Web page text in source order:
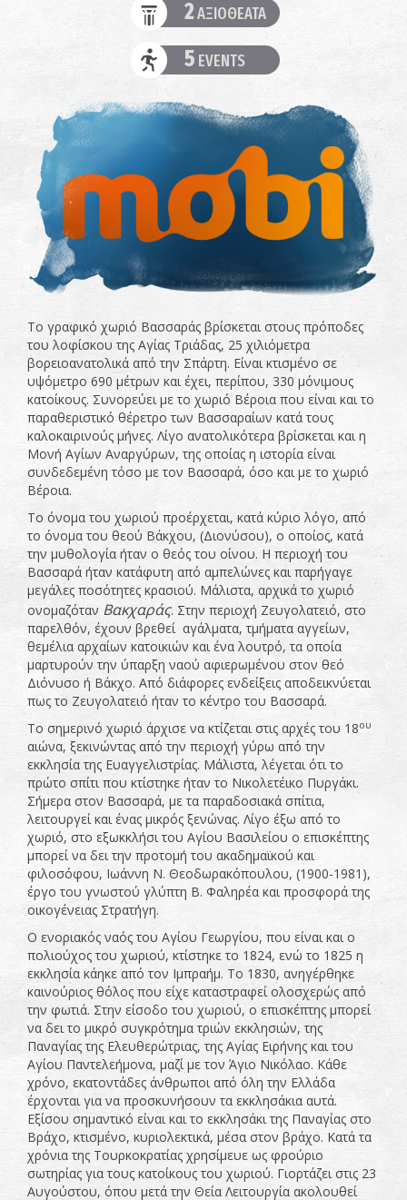
2ΑΞΙΟΘΕΑΤΑ
5 EVENTS
Το γραφικό χωριό Βασσαράς βρίσκεται στους πρόποδες
του λοφίσκου της Αγίας Τριάδας, 25 χιλιόμετρα
βορειοανατολικά από την Σπάρτη. Είναι κτισμένο σε
υψόμετρο 690 μέτρων και έχει, περίπου, 330 μόνιμους
κατοίκους. Συνορεύει με το χωριό Βέροια που είναι και το
παραθεριστικό θέρετρο των Βασσαραίων κατά τους
καλοκαιρινούς μήνες. Λίγο ανατολικότερα βρίσκεται και η
Μονή Αγίων Αναργύρων, της οποίας η ιστορία είναι
συνδεδεμένη τόσο με τον Βασσαρά, όσο και με το χωριό
Βέροια.
Το όνομα του χωριού προέρχεται, κατά κύριο λόγο, από
το όνομα του θεού Βάκχου, (Διονύσου), ο οποίος, κατά
την μυθολογία ήταν ο θεός του οίνου. Η περιοχή του
Βασσαρά ήταν κατάφυτη από αμπελώνες και παρήγαγε
μεγάλες ποσότητες κρασιού. Μάλιστα, αρχικά το χωριό
ονομαζόταν Βακχαράς. Στην περιοχή Ζευγολατειό, στο
παρελθόν, έχουν βρεθεί αγάλματα, τμήματα αγγείων,
θεμέλια αρχαίων κατοικιών και ένα λουτρό, τα οποία
μαρτυρούν την ύπαρξη ναού αφιερωμένου στον θεό
Διόνυσο ή Βάκχο. Από διάφορες ενδείξεις αποδεικνύεται
πως το Ζευγολατειό ήταν το κέντρο του Βασσαρά.
Το σημερινό χωριό άρχισε να κτίζεται στις αρχές του 18ου
αιώνα, ξεκινώντας από την περιοχή γύρω από την
εκκλησία της Ευαγγελιστρίας. Μάλιστα, λέγεται ότι το
πρώτο σπίτι που κτίστηκε ήταν το Νικολετέικο Πυργάκι.
Σήμερα στον Βασσαρά, με τα παραδοσιακά σπίτια,
λειτουργεί και ένας μικρός ξενώνας. Λίγο έξω από το
χωριό, στο εξωκκλήσι του Αγίου Βασιλείου ο επισκέπτης
μπορεί να δει την προτομή του ακαδημαϊκού και
φιλοσόφου, Ιωάννη Ν. Θεοδωρακόπουλου, (1900-1981),
έργο του γνωστού γλύπτη Β. Φαληρέα και προσφορά της
οικογένειας Στρατήγη.
Ο ενοριακός ναός του Αγίου Γεωργίου, που είναι και ο
πολιούχος του χωριού, κτίστηκε το 1824, ενώ το 1825 η
εκκλησία κάηκε από τον Ιμπραήμ. Το 1830, ανηγέρθηκε
καινούριος θόλος που είχε καταστραφεί ολοσχερώς από
την φωτιά. Στην είσοδο του χωριού, ο επισκέπτης μπορεί
να δει το μικρό συγκρότημα τριών εκκλησιών, της
Παναγίας της Ελευθερώτριας, της Αγίας Ειρήνης και του
Αγίου Παντελεήμονα, μαζί με τον Άγιο Νικόλαο. Κάθε
χρόνο, εκατοντάδες άνθρωποι από όλη την Ελλάδα
έρχονται για να προσκυνήσουν τα εκκλησάκια αυτά.
Εξίσου σημαντικό είναι και το εκκλησάκι της Παναγίας στο
Βράχο, κτισμένο, κυριολεκτικά, μέσα στον βράχο. Κατά τα
χρόνια της Τουρκοκρατίας χρησίμευε ως φρούριο
σωτηρίας για τους κατοίκους του χωριού. Γιορτάζει στις 23
Αυγούστου, όπου μετά την Θεία Λειτουργία ακολουθεί